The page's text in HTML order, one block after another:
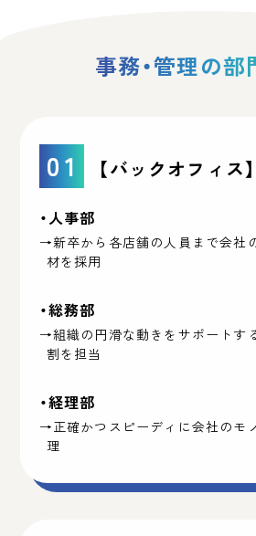
事務・管理の部
01 【バックオフィス】
・人事部
→新卒から各店舗の人員まで会社
材を採用
・総務部
→組織の円滑な動きをサポートす
割を担当
・経理部
→正確かつスピーディに会社のモ
理